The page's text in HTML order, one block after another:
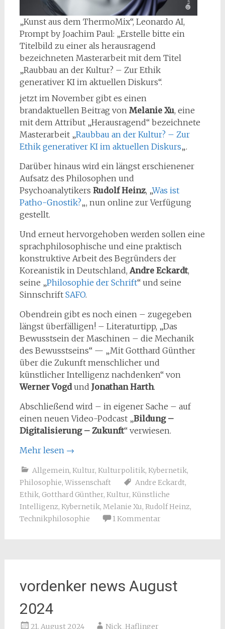
„Kunst aus dem ThermoMix“, Leonardo AI,
Prompt by Joachim Paul: „Erstelle bitte ein
Titelbild zu einer als herausragend
bezeichneten Masterarbeit mit dem Titel
„Raubbau an der Kultur? – Zur Ethik
generativer KI im aktuellen Diskurs“.
jetzt im November gibt es einen
brandaktuellen Beitrag von Melanie Xu, eine
mit dem Attribut „Herausragend“ bezeichnete
Masterarbeit „Raubbau an der Kultur? – Zur
Ethik generativer KI im aktuellen Diskurs„.
Darüber hinaus wird ein längst erschienener
Aufsatz des Philosophen und
Psychoanalytikers Rudolf Heinz, „Was ist
Patho-Gnostik?„, nun online zur Verfügung
gestellt.
Und erneut hervorgehoben werden sollen eine
sprachphilosophische und eine praktisch
konstruktive Arbeit des Begründers der
Koreanistik in Deutschland, Andre Eckardt,
seine „Philosophie der Schrift“ und seine
Sinnschrift SAFO.
Obendrein gibt es noch einen – zugegeben
längst überfälligen! – Literaturtipp, „Das
Bewusstsein der Maschinen – die Mechanik
des Bewusstseins“ — „Mit Gotthard Günther
über die Zukunft menschlicher und
künstlicher Intelligenz nachdenken“ von
Werner Vogdund Jonathan Harth.
Abschließend wird – in eigener Sache – auf
einen neuen Video-Podcast „Bildung –
Digitalisierung – Zukunft“ verwiesen.
Mehr lesen →
Allgemein, Kultur, Kulturpolitik, Kybernetik,
Philosophie, Wissenschaft Andre Eckardt,
Ethik, Gotthard Günther, Kultur, Künstliche
Intelligenz, Kybernetik, Melanie Xu, Rudolf Heinz,
Technikphilosophie
1 Kommentar
vordenker news August
2024
21. August 2024 Nick_Haflinger